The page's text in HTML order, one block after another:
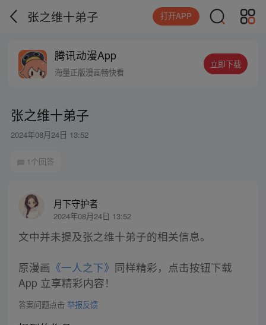
张之维十弟子 打开APP
腾讯动漫App
海量正版漫画畅快看
立即下载
张之维十弟子
2024年08月24日 13:52
1个回答
月下守护者
2024年08月24日 13:52
文中并未提及张之维十弟子的相关信息。
原漫画 《一人之下》 同样精彩，点击按钮下载
App 立享精彩内容！
答案问题点击 举报反馈